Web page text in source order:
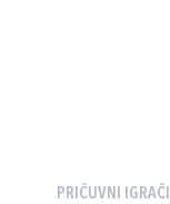
PRIČUVNI IGRAČI